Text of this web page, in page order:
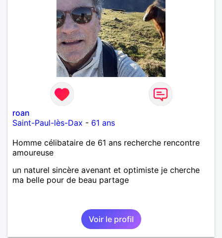
roan
Saint-Paul-lès-Dax - 61 ans
Homme célibataire de 61 ans recherche rencontre
amoureuse
un naturel sincère avenant et optimiste je cherche
ma belle pour de beau partage
Voir le profil